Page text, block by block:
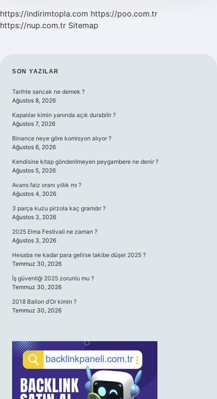
https://indirimtopla.com https://poo.com.tr
https://nup.com.tr Sitemap
SIDEBAR
SON YAZILAR
Tarihte sancak ne demek ?
Ağustos 8, 2026
Kapalılar kimin yanında açık durabilir ?
Ağustos 7, 2026
Binance neye göre komisyon alıyor ?
Ağustos 6, 2026
Kendisine kitap gönderilmeyen peygambere ne denir ?
Ağustos 5, 2026
Avans faiz oranı yıllık mı ?
Ağustos 4, 2026
3 parça kuzu pirzola kaç gramdır ?
Ağustos 3, 2026
2025 Elma Festivali ne zaman ?
Ağustos 3, 2026
Hesaba ne kadar para gelirse takibe düşer 2025 ?
Temmuz 30, 2026
İş güvenliği 2025 zorunlu mu ?
Temmuz 30, 2026
2018 Ballon d’Or kimin ?
Temmuz 30, 2026